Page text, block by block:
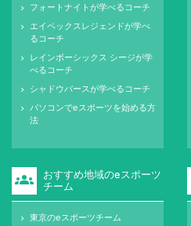
keyboard_arrow_right フォートナイトが学べるコーチ
keyboard_arrow_right
エイペックスレジェンドが学べ
るコーチ
keyboard_arrow_right
レインボーシックス シージが学
べるコーチ
keyboard_arrow_right シャドウバースが学べるコーチ
keyboard_arrow_right
パソコンでeスポーツを始める方
法
groups
おすすめ地域のeスポーツ
チーム
keyboard_arrow_right 東京のeスポーツチーム